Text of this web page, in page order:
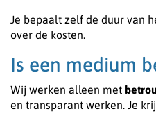
Je bepaalt zelf de duur van
over de kosten.
Is een medium
Wij werken alleen met
en transparant werken. Je